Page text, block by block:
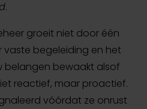
.
groeit niet door één
begeleiding en het
belangen bewaakt alsof
reactief, maar proactief.
vóórdat ze onrust